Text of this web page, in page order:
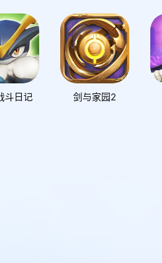
斗日记 剑与家园2